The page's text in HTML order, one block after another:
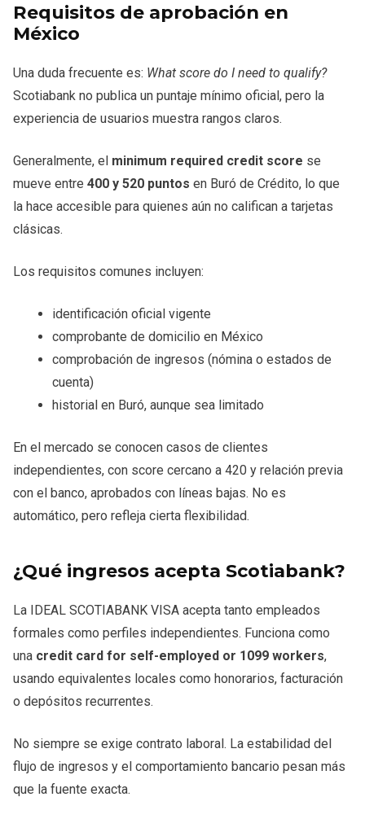
Requisitos de aprobación en
México
Una duda frecuente es: What score do I need to qualify?
Scotiabank no publica un puntaje mínimo oficial, pero la
experiencia de usuarios muestra rangos claros.
Generalmente, el minimum required credit score se
mueve entre 400 y 520 puntos en Buró de Crédito, lo que
la hace accesible para quienes aún no califican a tarjetas
clásicas.
Los requisitos comunes incluyen:
identificación oficial vigente
comprobante de domicilio en México
comprobación de ingresos (nómina o estados de
cuenta)
historial en Buró, aunque sea limitado
En el mercado se conocen casos de clientes
independientes, con score cercano a 420 y relación previa
con el banco, aprobados con líneas bajas. No es
automático, pero refleja cierta flexibilidad.
¿Qué ingresos acepta Scotiabank?
La IDEAL SCOTIABANK VISA acepta tanto empleados
formales como perfiles independientes. Funciona como
una credit card for self-employed or 1099 workers,
usando equivalentes locales como honorarios, facturación
o depósitos recurrentes.
No siempre se exige contrato laboral. La estabilidad del
flujo de ingresos y el comportamiento bancario pesan más
que la fuente exacta.